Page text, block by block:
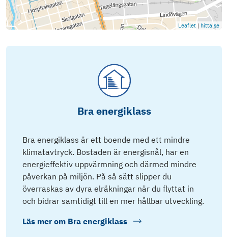
Leaflet | hitta.se
Bra energiklass
Bra energiklass är ett boende med ett mindre
klimatavtryck. Bostaden är energisnål, har en
energieffektiv uppvärmning och därmed mindre
påverkan på miljön. På så sätt slipper du
överraskas av dyra elräkningar när du flyttat in
och bidrar samtidigt till en mer hållbar utveckling.
Läs mer om Bra energiklass